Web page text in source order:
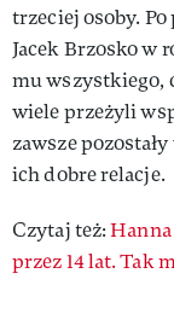
trzeciej osoby.
Jacek Brzosko w
mu wszystkiego,
wiele przeżyli
zawsze
ich dobre relacje.
Czytaj też:Hanna
przez 14 lat. Tak